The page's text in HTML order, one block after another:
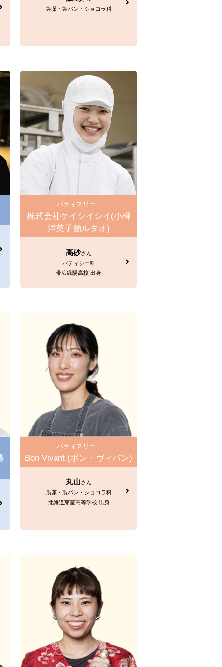
製菓・製パン・ショコラ科
パティスリー
株式会社ケイシイシイ(小樽
洋菓子舗ルタオ)
高砂さん
パティシエ科
帯広緑陽高校 出身
パティスリー
Bon Vivant (ボン・ヴィバン)
丸山さん
製菓・製パン・ショコラ科
北海道芽室高等学校 出身